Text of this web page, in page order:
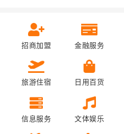
招商加盟 金融服务
旅游住宿 日用百货
信息服务 文体娱乐